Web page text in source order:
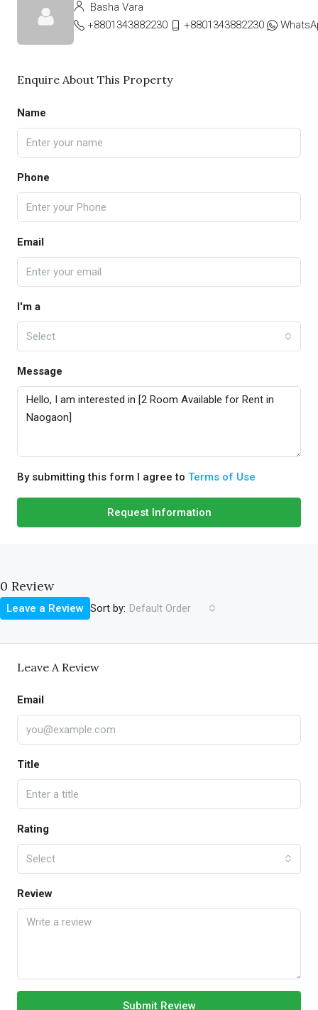
Basha Vara
+8801343882230
+8801343882230
Enquire About This Property
Name
Phone
Email
I'm a
Select
Message
By submitting this form I agree to Terms of Use
Request Information
0 Review
Sort by: Default Order
Leave a Review
Leave A Review
Email
Title
Rating
Select
Review
Submit Review